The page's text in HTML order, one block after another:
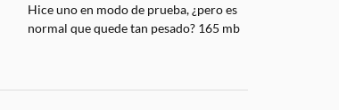
Hice uno en modo de prueba, ¿pero es
normal que quede tan pesado? 165 mb